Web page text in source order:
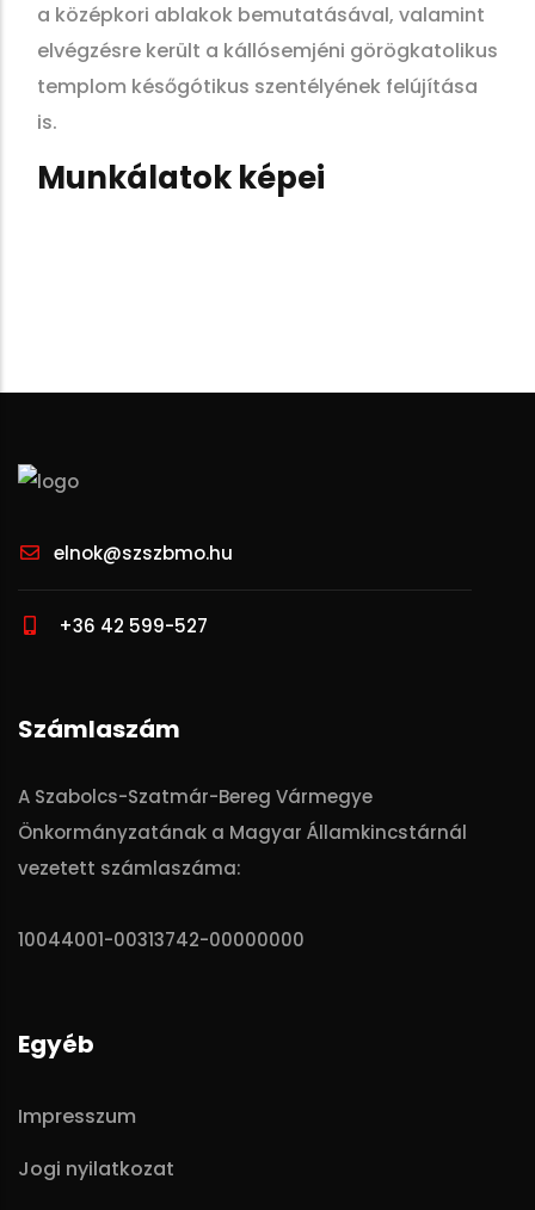
a középkori ablakok bemutatásával, valamint
elvégzésre került a kállósemjéni görögkatolikus
templom későgótikus szentélyének felújítása
is.
Munkálatok képei
elnok@szszbmo.hu
+36 42 599-527
Számlaszám
A Szabolcs-Szatmár-Bereg Vármegye
Önkormányzatának a Magyar Államkincstárnál
vezetett számlaszáma:
10044001-00313742-00000000
Egyéb
Impresszum
Jogi nyilatkozat